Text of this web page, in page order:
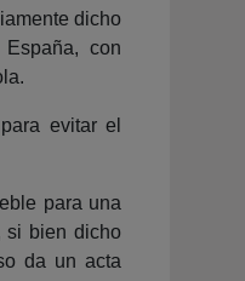
dicho
con
evitar el
para una
si bien dicho
da un acta